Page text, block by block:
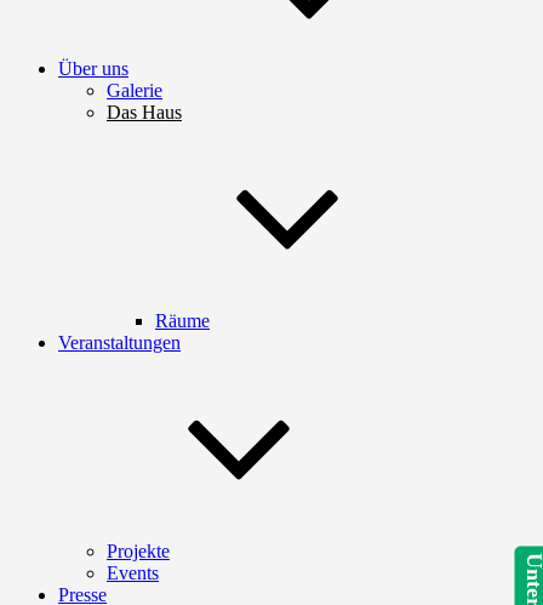
Über uns
Galerie
Das Haus
Räume
Veranstaltungen
Projekte
Events
Presse